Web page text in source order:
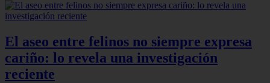
El aseo entre felinos no siempre expresa
cariño: lo revela una investigación
reciente